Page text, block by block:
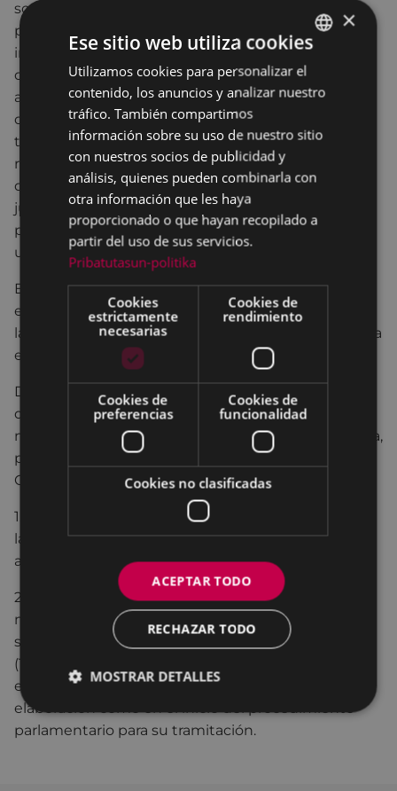
soportar el peso de las investigaciones y
procedimientos necesarios para la efectiva
investigación de estos delitos, que abarcan toda la
dictadura y parte de la democracia. Con esta ley se
afianzan los derechos de las víctimas, del pasado y
del presente, de las que ya no están y de las que
todavía buscan reencontrarse con sus familias o
recuperar su identidad. Se garantizan al fin, los
derechos que ya hemos mencionado de verdad,
justicia, reparación y no repetición, tan importantes
para las víctimas como para el funcionamiento de
un estado democrático de derecho.
El 17 de septiembre de 2020 se abrió el trámite de
enmiendas de la Proposición, que está ubicada en
la Comisión de Justicia. La ley se ha quedado parada
en este trámite.
Debido al dolor que ha causado el drama del robo
de bebés en España y que todavía permanece, es
necesaria una respuesta unitaria, común y colectiva,
por eso el Ayuntamiento de Eibar solicita al
Congreso de los Diputados:
1. La finalización del trámite de enmiendas para que
la ley siga su proceso parlamentario hasta la
aprobación definitiva y urgente.
2. que la Ley que resulte aprobada respete al
máximo el texto original de la Proposición de Ley
sobre ‘bebés robados’ en el Estado español
(122/000039), ya que es el que ha recabado un
enorme consenso social y político tanto en su
elaboración como en el inicio del procedimiento
parlamentario para su tramitación.
BASQUE
SPANISH
×
Ese sitio web utiliza cookies
Utilizamos cookies para personalizar el
contenido, los anuncios y analizar nuestro
tráfico. También compartimos
información sobre su uso de nuestro sitio
con nuestros socios de publicidad y
análisis, quienes pueden combinarla con
otra información que les haya
proporcionado o que hayan recopilado a
partir del uso de sus servicios.
Pribatutasun-politika
Cookies
estrictamente
necesarias
Cookies de
rendimiento
Cookies de
preferencias
Cookies de
funcionalidad
Cookies no clasificadas
ACEPTAR TODO
RECHAZAR TODO
MOSTRAR DETALLES